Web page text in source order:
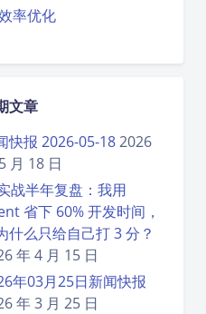
率优化
文章
快报 2026-05-182026
月 18 日
战半年复盘：我用
省下 60% 开发时间，
什么只给自己打 3 分？
年 4 月 15 日
年03月25日新闻快报
年 3 月 25 日